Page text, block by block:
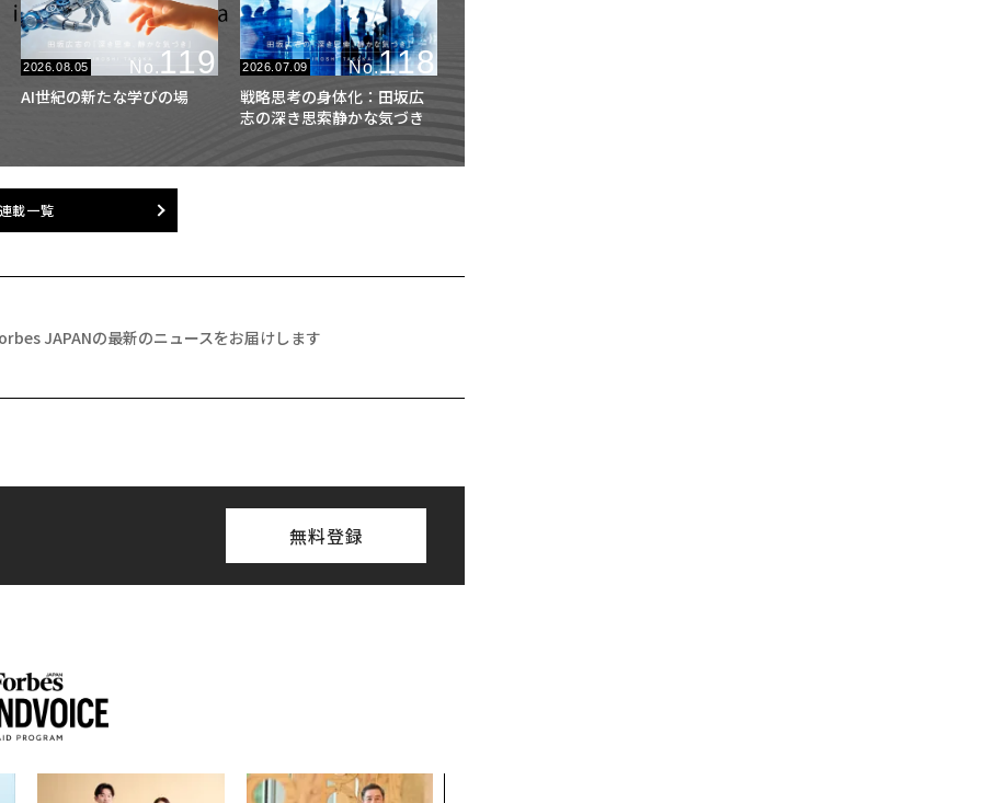
2026.08.05 No. 119
AI世紀の新たな学びの場
2026.07.09 No.118
戦略思考の身体化：田坂広
志の深き思索静かな気づき
載一覧
JAPANの最新のニュースをお届けします
無料登録